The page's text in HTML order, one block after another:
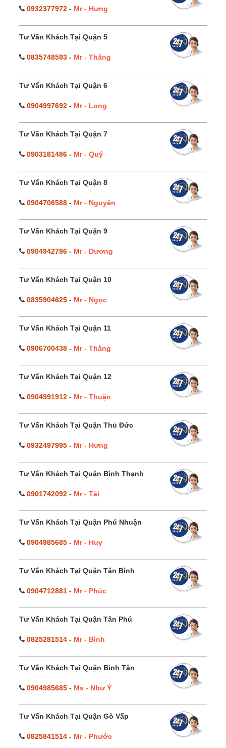
0932377972 - Mr - Hưng
Tư Vấn Khách Tại Quận 5
0835748593 - Mr - Thắng
Tư Vấn Khách Tại Quận 6
0904997692 - Mr - Long
Tư Vấn Khách Tại Quận 7
0903181486 - Mr - Quý
Tư Vấn Khách Tại Quận 8
0904706588 - Mr - Nguyên
Tư Vấn Khách Tại Quận 9
0904942786 - Mr - Dương
Tư Vấn Khách Tại Quận 10
0835904625 - Mr - Ngọc
Tư Vấn Khách Tại Quận 11
0906700438 - Mr - Thắng
Tư Vấn Khách Tại Quận 12
0904991912 - Mr - Thuận
Tư Vấn Khách Tại Quận Thủ Đức
0932497995 - Mr - Hưng
Tư Vấn Khách Tại Quận Bình Thạnh
0901742092 - Mr - Tài
Tư Vấn Khách Tại Quận Phú Nhuận
0904985685 - Mr - Huy
Tư Vấn Khách Tại Quận Tân Bình
0904712881 - Mr - Phúc
Tư Vấn Khách Tại Quận Tân Phú
0825281514 - Mr - Bình
Tư Vấn Khách Tại Quận Bình Tân
0904985685 - Ms - Như Ý
Tư Vấn Khách Tại Quận Gò Vấp
0825841514 - Mr - Phước